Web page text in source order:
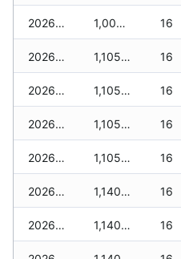
2026-08-01 1,005 zł 16
2026-07-31 1,105 zł 16
2026-07-29 1,105 zł 16
2026-07-28 1,105 zł 16
2026-07-27 1,105 zł 16
2026-07-26 1,140 zł 16
2026-07-24 1,140 zł 16